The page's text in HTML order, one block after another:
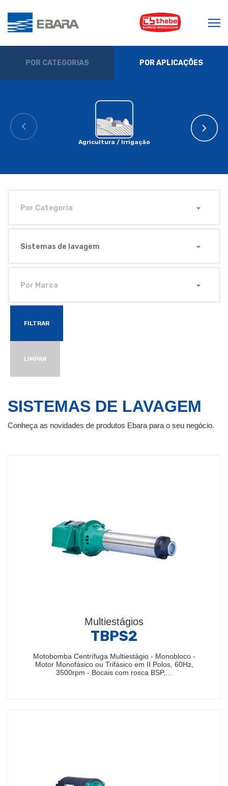
POR CATEGORIAS POR APLICAÇÕES
Agricultura / Irrigação
Por Categoria
Sistemas de lavagem
Por Marca
FILTRAR
LIMPAR
SISTEMAS DE LAVAGEM
Conheça as novidades de produtos Ebara para o seu negócio.
Multiestágios
TBPS2
Motobomba Centrífuga Multiestágio - Monobloco -
Motor Monofásico ou Trifásico em II Polos, 60Hz,
3500rpm - Bocais com rosca BSP,…